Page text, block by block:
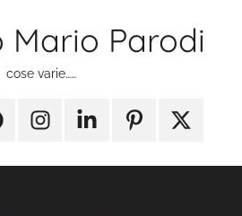
Mario Parodi
cose varie……
InstagramLinkedinPinterest
X
Twitter)